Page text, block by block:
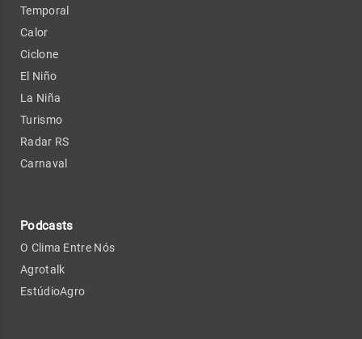
Temporal
Calor
Ciclone
El Niño
La Niña
Turismo
Radar RS
Carnaval
Podcasts
O Clima Entre Nós
Agrotalk
EstúdioAgro